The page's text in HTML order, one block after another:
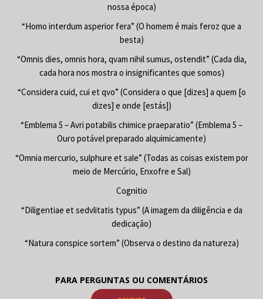
nossa época)
“Homo interdum asperior fera” (O homem é mais feroz que a
besta)
“Omnis dies, omnis hora, qvam nihil sumus, ostendit” (Cada dia,
cada hora nos mostra o insignificantes que somos)
“Considera cuid, cui et qvo” (Considera o que [dizes] a quem [o
dizes] e onde [estás])
“Emblema 5 – Avri potabilis chimice praeparatio” (Emblema 5 –
Ouro potável preparado alquimicamente)
“Omnia mercurio, sulphure et sale” (Todas as coisas existem por
meio de Mercúrio, Enxofre e Sal)
Cognitio
“Diligentiae et sedvlitatis typus” (A imagem da diligência e da
dedicação)
“Natura conspice sortem” (Observa o destino da natureza)
PARA PERGUNTAS OU COMENTÁRIOS